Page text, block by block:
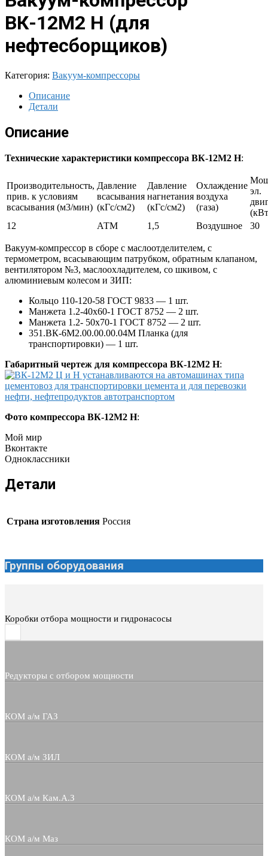
ВК-12М2 Н (для
нефтесборщиков)
Категория: Вакуум-компрессоры
Описание
Детали
Описание
Технические характеристики компрессора ВК-12М2 Н:
Производительность,
прив. к условиям
всасывания (м3/мин)
Давление
всасывания
(кГс/см2)
Давление
нагнетания
(кГс/см2)
Охлаждение
воздуха
(газа)
эл.
12
АТМ 1,5 Воздушное 30
Вакуум-компрессор в сборе с маслоотделителем, с
термометром, всасывающим патрубком, обратным клапаном,
вентилятором №3, маслоохладителем, со шкивом, с
алюминиевым колесом и ЗИП:
Кольцо 110-120-58 ГОСТ 9833 — 1 шт.
Манжета 1.2-40х60-1 ГОСТ 8752 — 2 шт.
Манжета 1.2- 50х70-1 ГОСТ 8752 — 2 шт.
351.ВК-6М2.00.00.00.04М Планка (для
транспортировки) — 1 шт.
Габаритный чертеж для компрессора ВК-12М2 Н:
Фото компрессора ВК-12М2 Н:
Мой мир
Вконтакте
Одноклассники
Детали
Страна изготовления Россия
Группы оборудования
Коробки отбора мощности и гидронасосы
Редукторы с отбором мощности
КОМ а/м ГАЗ
КОМ а/м ЗИЛ
КОМ а/м Кам.А.З
КОМ а/м Маз